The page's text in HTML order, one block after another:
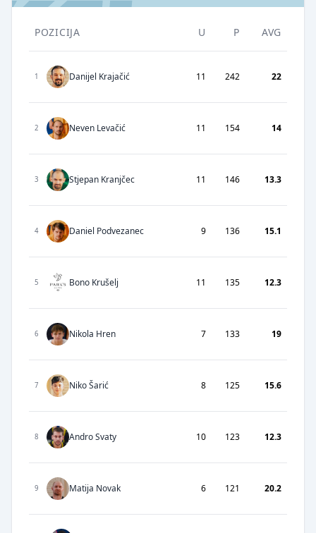
POZICIJA U P AVG
1 Danijel Krajačić 11 242 22
2 Neven Levačić 11 154 14
3 Stjepan Kranjčec 11 146 13.3
4 Daniel Podvezanec 9 136 15.1
5 Bono Krušelj 11 135 12.3
6 Nikola Hren 7 133 19
7 Niko Šarić 8 125 15.6
8 Andro Svaty 10 123 12.3
9 Matija Novak 6 121 20.2